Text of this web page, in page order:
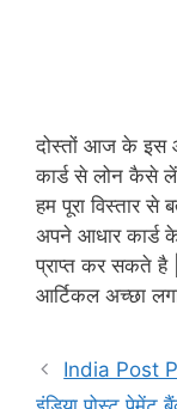
दोस्तों आज के इस
कार्ड से लोन कैसे
हम पूरा विस्तार
अपने आधार कार्ड
प्राप्त कर सकते है
आर्टिकल अच्छा
India Post